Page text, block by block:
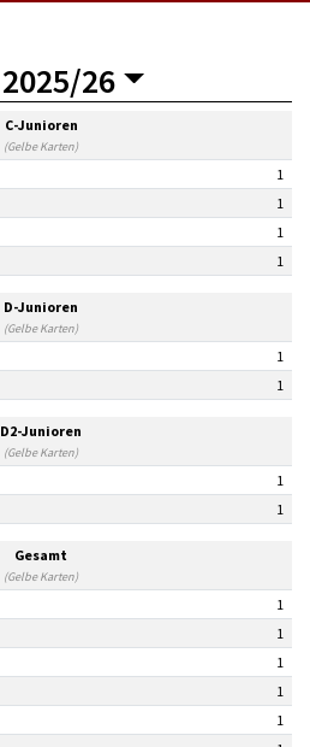
2025/26
C-Junioren
(Gelbe Karten)
1
1
1
1
D-Junioren
(Gelbe Karten)
1
1
D2-Junioren
(Gelbe Karten)
1
1
Gesamt
(Gelbe Karten)
1
1
1
1
1